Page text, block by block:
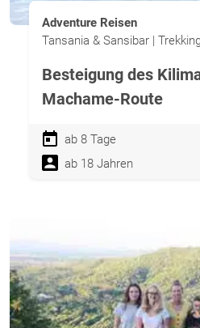
Adventure Reisen
Tansania & Sansibar |
Besteigung des
Machame-Route
ab 8 Tage
ab 18 Jahren